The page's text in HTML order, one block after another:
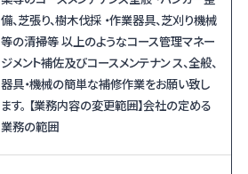
備、芝張り、樹木伐採 ・作業器具、芝刈り機械
等の清掃等 以上のようなコース管理マネー
ジメント補佐及びコースメンテナン ス、全般、
器具・機械の簡単な補修作業をお願い致し
ます。 【業務内容の変更範囲】会社の定める
業務の範囲